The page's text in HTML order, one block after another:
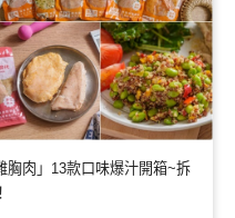
胸肉」13款口味爆汁開箱~拆